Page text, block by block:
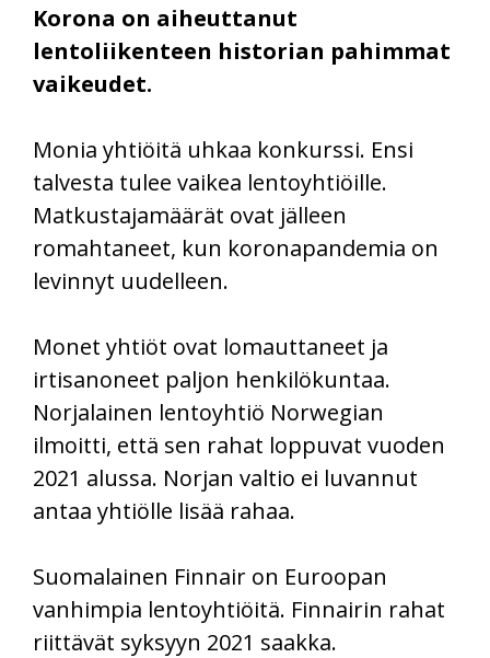
Korona on aiheuttanut
lentoliikenteen historian pahimmat
vaikeudet.
Monia yhtiöitä uhkaa konkurssi. Ensi
talvesta tulee vaikea lentoyhtiöille.
Matkustajamäärät ovat jälleen
romahtaneet, kun koronapandemia on
levinnyt uudelleen.
Monet yhtiöt ovat lomauttaneet ja
irtisanoneet paljon henkilökuntaa.
Norjalainen lentoyhtiö Norwegian
ilmoitti, että sen rahat loppuvat vuoden
2021 alussa. Norjan valtio ei luvannut
antaa yhtiölle lisää rahaa.
Suomalainen Finnair on Euroopan
vanhimpia lentoyhtiöitä. Finnairin rahat
riittävät syksyyn 2021 saakka.